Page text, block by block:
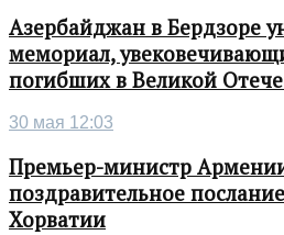
Азербайджан в Бердзоре
мемориал,
погибших в Великой
30 мая 12:03
Премьер-министр
поздравительное
Хорватии